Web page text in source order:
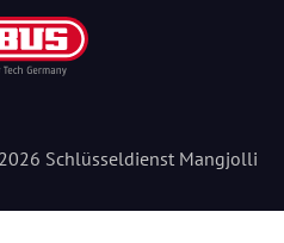
Schlüsseldienst Mangjolli